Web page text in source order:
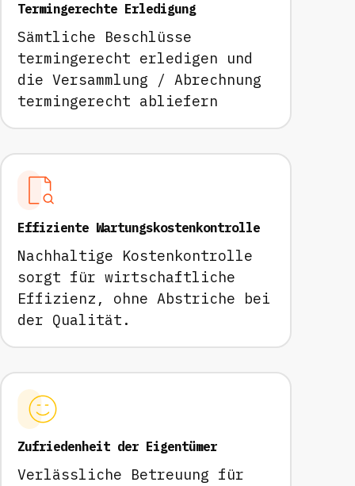
Termingerechte Erledigung
Sämtliche Beschlüsse
termingerecht erledigen und
die Versammlung / Abrechnung
termingerecht abliefern
Effiziente Wartungskostenkontrolle
Nachhaltige Kostenkontrolle
sorgt für wirtschaftliche
Effizienz, ohne Abstriche bei
der Qualität.
Zufriedenheit der Eigentümer
Verlässliche Betreuung für